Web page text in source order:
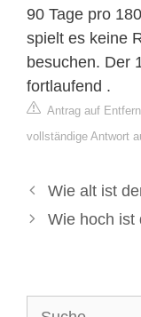
90 Tage pro
spielt es keine
besuchen. Der
fortlaufend .
Antrag auf
vollständige Antwort
Wie alt ist
Wie hoch ist